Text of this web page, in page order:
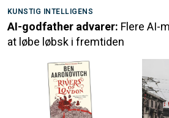
KUNSTIG INTELLIGENS
AI-godfather advarer: Flere AI-
at løbe løbsk i fremtiden